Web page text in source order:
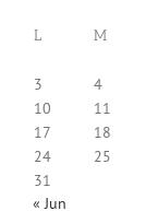
L M
3
4
10
11
17
18
24
25
31
« Jun